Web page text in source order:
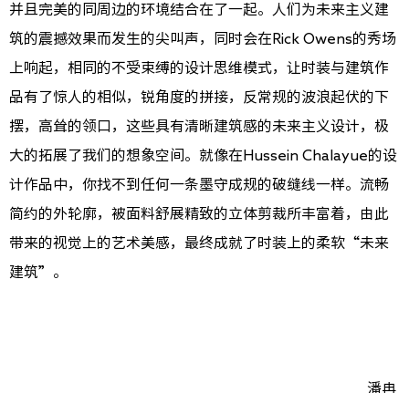
并且完美的同周边的环境结合在了一起。人们为未来主义建
筑的震撼效果而发生的尖叫声，同时会在Rick Owens的秀场
上响起，相同的不受束缚的设计思维模式，让时装与建筑作
品有了惊人的相似，锐角度的拼接，反常规的波浪起伏的下
摆，高耸的领口，这些具有清晰建筑感的未来主义设计，极
大的拓展了我们的想象空间。就像在Hussein Chalayue的设
计作品中，你找不到任何一条墨守成规的破缝线一样。流畅
简约的外轮廓，被面料舒展精致的立体剪裁所丰富着，由此
带来的视觉上的艺术美感，最终成就了时装上的柔软“未来
建筑”。
潘冉